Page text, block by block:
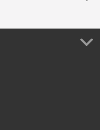
The Home of
de Madrid en